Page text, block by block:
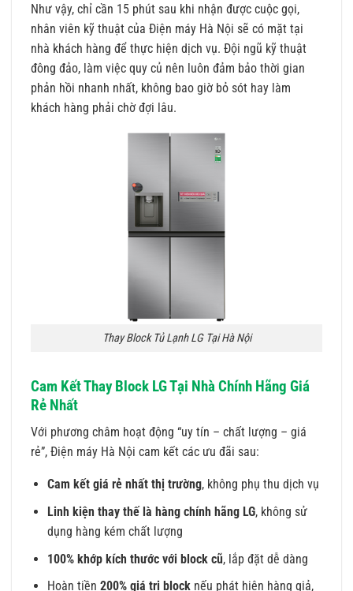
Như vậy, chỉ cần 15 phút sau khi nhận được cuộc gọi,
nhân viên kỹ thuật của Điện máy Hà Nội sẽ có mặt tại
nhà khách hàng để thực hiện dịch vụ. Đội ngũ kỹ thuật
đông đảo, làm việc quy củ nên luôn đảm bảo thời gian
phản hồi nhanh nhất, không bao giờ bỏ sót hay làm
khách hàng phải chờ đợi lâu.
Thay Block Tủ Lạnh LG Tại Hà Nội
Cam Kết Thay Block LG Tại Nhà Chính Hãng Giá
Rẻ Nhất
Với phương châm hoạt động “uy tín – chất lượng – giá
rẻ”, Điện máy Hà Nội cam kết các ưu đãi sau:
Cam kết giá rẻ nhất thị trường, không phụ thu dịch vụ
Linh kiện thay thế là hàng chính hãng LG, không sử
dụng hàng kém chất lượng
100% khớp kích thước với block cũ, lắp đặt dễ dàng
Hoàn tiền 200% giá trị blocknếu phát hiện hàng giả,